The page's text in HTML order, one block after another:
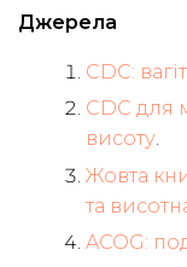
Джерела
CDC:
CDC для
висоту.
Жовта
та
ACOG: